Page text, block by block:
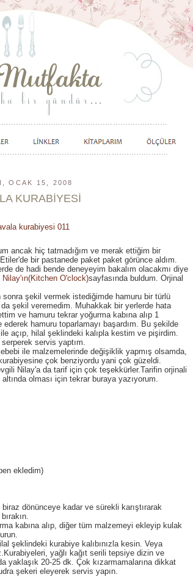
OCAK 15, 2008
KURABİYESİ
ancak hiç tatmadığım ve merak ettiğim bir
bir pastanede paket paket görünce aldım.
de hadi bende deneyeyim bakalım olacakmı diye
Nilay'ın(Kitchen O'clock)sayfasında buldum. Orjinal
sonra şekil vermek istediğimde hamuru bir türlü
şekil veremedim. Muhakkak bir yerlerde hata
ve hamuru tekrar yoğurma kabına alıp 1
hamuru toparlamayı başardım. Bu şekilde
ile açıp, hilal şeklindeki kalıpla kestim ve pişirdim.
servis yaptım.
ile malzemelerinde değişiklik yapmış olsamda,
çok benziyordu yani çok güzeldi.
Nilay'a da tarif için çok teşekkürler.Tarifin orjinali
olması için tekrar buraya yazıyorum.
ekledim)
dönünceye kadar ve sürekli karıştırarak
kabına alıp, diğer tüm malzemeyi ekleyip kulak
şeklindeki kurabiye kalıbınızla kesin. Veya
yağlı kağıt serili tepsiye dizin ve
yaklaşık 20-25 dk. Çok kızarmamalarına dikkat
şekeri eleyerek servis yapın.